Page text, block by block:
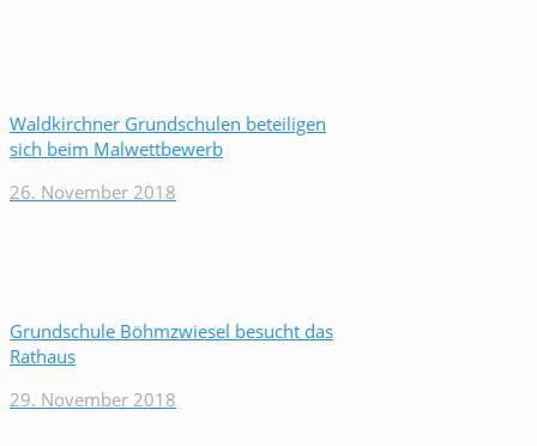
Waldkirchner Grundschulen beteiligen
sich beim Malwettbewerb
26. November 2018
Grundschule Böhmzwiesel besucht das
Rathaus
29. November 2018